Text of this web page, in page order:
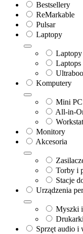
Bestsellery
ReMarkable
Pulsar
Laptopy
Laptops
Komputery
Mini PC
All-in-
Monitory
Akcesoria
Torby i
Stacje
Urządzenia
Myszki
Sprzęt audio i